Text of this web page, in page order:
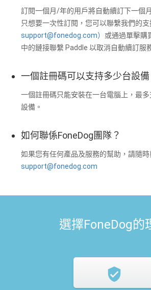
訂閱一個月/年的用戶將自動續訂下一個
只想要一次性訂閱，您可以聯繫我們的
support@fonedog.com） 或通過單擊購
中的鏈接聯繫 Paddle 以取消自動續訂服
一個註冊碼可以支持多少台設備
一個註冊碼只能安裝在一台電腦上，最
設備。
如何聯係FoneDog團隊？
如果您有任何產品及服務的幫助，請隨
support@fonedog.com
選擇FoneDog的